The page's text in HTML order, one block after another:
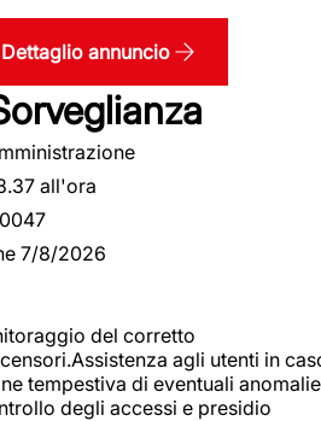
Dettaglio annuncio
all'ora
7/8/2026
del corretto
agli utenti in
tempestiva di eventuali anomalie
degli accessi e presidio